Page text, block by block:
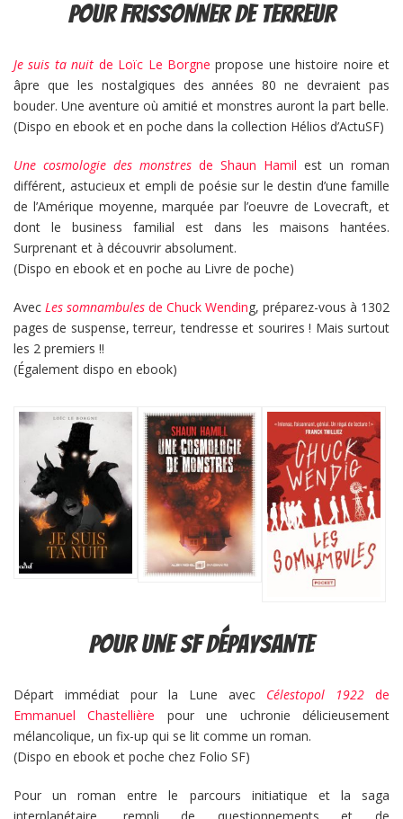
pour frissonner de terreur
Je suis ta nuit de Loïc Le Borgne propose une histoire noire et
âpre que les nostalgiques des années 80 ne devraient pas
bouder. Une aventure où amitié et monstres auront la part belle.
(Dispo en ebook et en poche dans la collection Hélios d’ActuSF)
Une cosmologie des monstres de Shaun Hamil est un roman
différent, astucieux et empli de poésie sur le destin d’une famille
de l’Amérique moyenne, marquée par l’oeuvre de Lovecraft, et
dont le business familial est dans les maisons hantées.
Surprenant et à découvrir absolument.
(Dispo en ebook et en poche au Livre de poche)
Avec Les somnambules de Chuck Wending, préparez-vous à 1302
pages de suspense, terreur, tendresse et sourires ! Mais surtout
les 2 premiers !!
(Également dispo en ebook)
pour une SF dépaysante
Départ immédiat pour la Lune avec Célestopol 1922 de
Emmanuel Chastellière pour une uchronie délicieusement
mélancolique, un fix-up qui se lit comme un roman.
(Dispo en ebook et poche chez Folio SF)
Pour un roman entre le parcours initiatique et la saga